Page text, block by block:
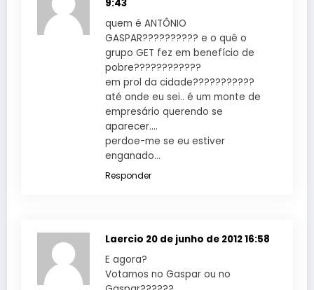
9:43
quem é ANTÔNIO
GASPAR?????????? e o quê o
grupo GET fez em benefício de
pobre????????????
em prol da cidade???????????
até onde eu sei.. é um monte de
empresário querendo se
aparecer….
perdoe-me se eu estiver
enganado…
Responder
Laercio 20 de junho de 2012 16:58
E agora?
Votamos no Gaspar ou no